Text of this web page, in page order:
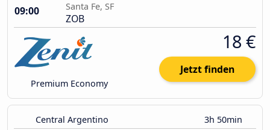
09:00
Santa Fe, SF
ZOB
Premium Economy
18 €
Jetzt finden
Central Argentino 3h 50min